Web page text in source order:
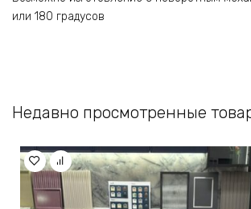
или 180 градусов
Недавно просмотренные